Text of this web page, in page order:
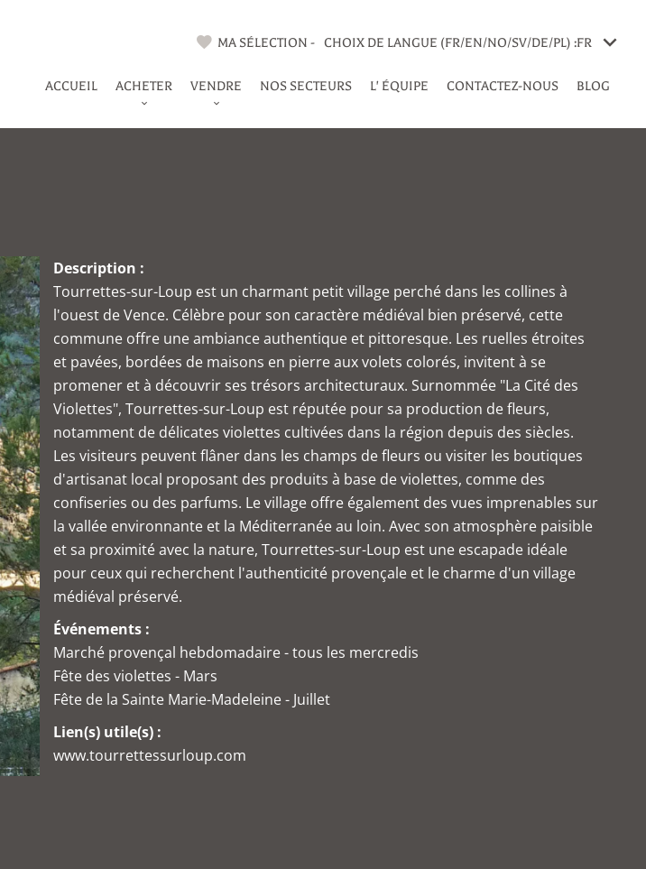
MA SÉLECTION - CHOIX DE LANGUE (FR/EN/NO/SV/DE/PL) :FR
ACCUEIL ACHETER VENDRE NOS SECTEURS L' ÉQUIPE CONTACTEZ-NOUS BLOG
Description :
Tourrettes-sur-Loup est un charmant petit village perché dans les collines à
l'ouest de Vence. Célèbre pour son caractère médiéval bien préservé, cette
commune offre une ambiance authentique et pittoresque. Les ruelles étroites
et pavées, bordées de maisons en pierre aux volets colorés, invitent à se
promener et à découvrir ses trésors architecturaux. Surnommée "La Cité des
Violettes", Tourrettes-sur-Loup est réputée pour sa production de fleurs,
notamment de délicates violettes cultivées dans la région depuis des siècles.
Les visiteurs peuvent flâner dans les champs de fleurs ou visiter les boutiques
d'artisanat local proposant des produits à base de violettes, comme des
confiseries ou des parfums. Le village offre également des vues imprenables sur
la vallée environnante et la Méditerranée au loin. Avec son atmosphère paisible
et sa proximité avec la nature, Tourrettes-sur-Loup est une escapade idéale
pour ceux qui recherchent l'authenticité provençale et le charme d'un village
médiéval préservé.
Événements :
Marché provençal hebdomadaire - tous les mercredis
Fête des violettes - Mars
Fête de la Sainte Marie-Madeleine - Juillet
Lien(s) utile(s) :
www.tourrettessurloup.com